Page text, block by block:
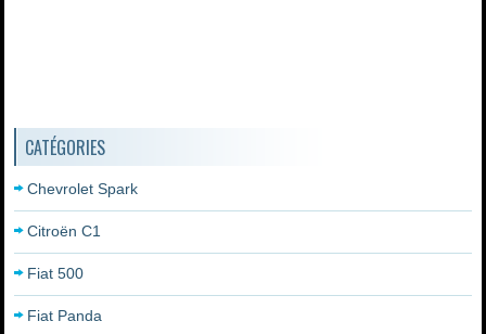
CATÉGORIES
Chevrolet Spark
Citroën C1
Fiat 500
Fiat Panda